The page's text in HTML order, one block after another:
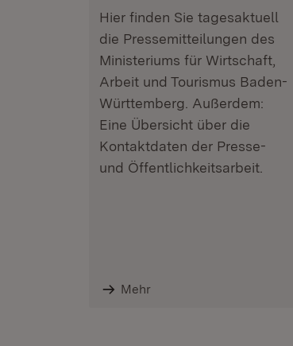
Hier finden Sie tagesaktuell
die Pressemitteilungen des
Ministeriums für Wirtschaft,
Arbeit und Tourismus Baden-
Württemberg. Außerdem:
Eine Übersicht über die
Kontaktdaten der Presse-
und Öffentlichkeitsarbeit.
Mehr